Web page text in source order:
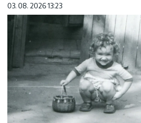
03. 08. 2026 13:23